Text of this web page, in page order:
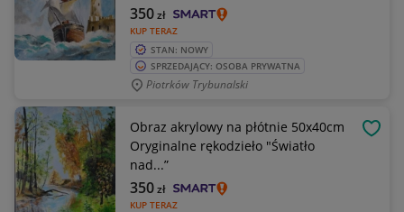
KUP TERAZ
350zł
STAN: NOWY
SPRZEDAJĄCY: OSOBA PRYWATNA
Piotrków Trybunalski
Obraz akrylowy na płótnie 50x40cm
Oryginalne rękodzieło "Światło
nad...”
KUP TERAZ
350zł